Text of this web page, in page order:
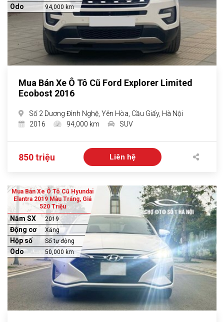
Odo 94,000 km
Mua Bán Xe Ô Tô Cũ Ford Explorer Limited
Ecobost 2016
Số 2 Dương Đình Nghệ, Yên Hòa, Cầu Giấy, Hà Nội
2016
94,000 km SUV
850 triệu Liên hệ
Mua Bán Xe Ô Tô Cũ Hyundai
Elantra 2019 Màu Trắng, Giá
520 Triệu
Năm SX 2019
Động cơ Xăng
Hộp số Số tự động
Odo 50,000 km